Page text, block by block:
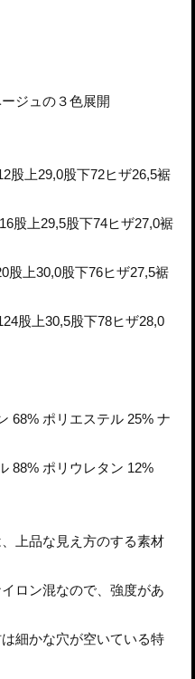
ジュの３色展開
股上29,0股下72ヒザ26,5裾
股上29,5股下74ヒザ27,0裾
股上30,0股下76ヒザ27,5裾
股上30,5股下78ヒザ28,0
68% ポリエステル 25% ナ
88% ポリウレタン 12%
上品な見え方のする素材
ロン混なので、強度があ
細かな穴が空いている特